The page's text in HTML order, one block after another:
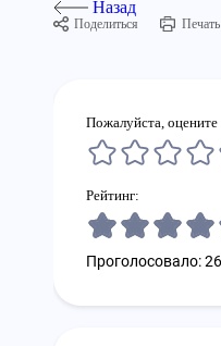
Назад
Поделиться Печать
Пожалуйста, оцените
Рейтинг:
Проголосовало: